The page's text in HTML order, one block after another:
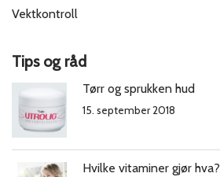
Vektkontroll
Tips og råd
Tørr og sprukken hud
15. september 2018
Hvilke vitaminer gjør hva?